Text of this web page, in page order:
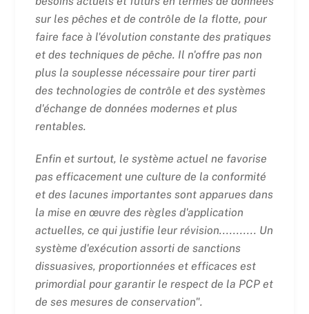
sur les pêches et de contrôle de la flotte, pour
faire face à l'évolution constante des pratiques
et des techniques de pêche. Il n'offre pas non
plus la souplesse nécessaire pour tirer parti
des technologies de contrôle et des systèmes
d'échange de données modernes et plus
rentables.
Enfin et surtout, le système actuel ne favorise
pas efficacement une culture de la conformité
et des lacunes importantes sont apparues dans
la mise en œuvre des règles d'application
actuelles, ce qui justifie leur révision........... Un
système d'exécution assorti de sanctions
dissuasives, proportionnées et efficaces est
primordial pour garantir le respect de la PCP et
de ses mesures de conservation".